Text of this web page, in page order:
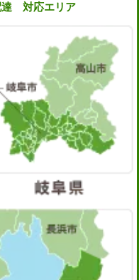
達 対応エリア